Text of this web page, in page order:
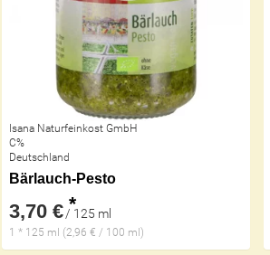
Isana Naturfeinkost GmbH
C%
Deutschland
Bärlauch-Pesto
3,70 €*
/ 125 ml
1 * 125 ml (2,96 € / 100 ml)